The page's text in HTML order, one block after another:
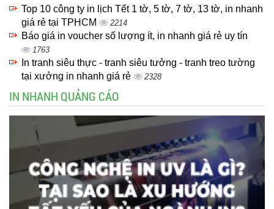
Top 10 công ty in lịch Tết 1 tờ, 5 tờ, 7 tờ, 13 tờ, in nhanh
giá rẻ tại TPHCM
2214
Báo giá in voucher số lượng ít, in nhanh giá rẻ uy tín
1763
In tranh siêu thực - tranh siêu tưởng - tranh treo tường
tại xưởng in nhanh giá rẻ
2328
IN NHANH QUẢNG CÁO